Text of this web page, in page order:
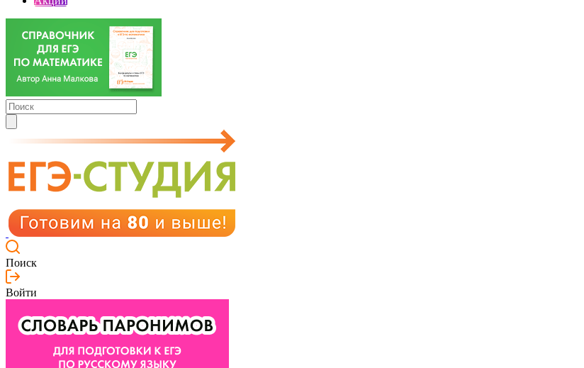
Поиск
Войти